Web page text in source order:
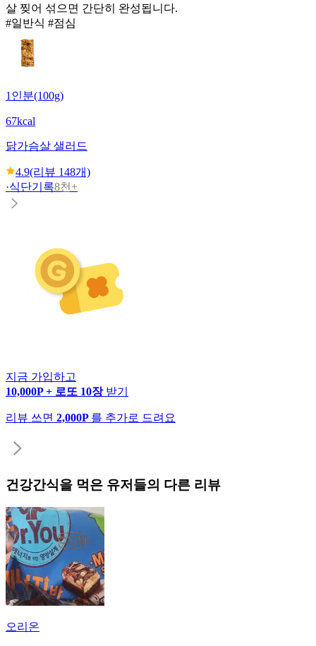
살 찢어 섞으면 간단히 완성됩니다.
#일반식 #점심
1인분(100g)
67kcal
닭가슴살 샐러드
4.9(리뷰 148개)
·식단기록8천+
지금 가입하고
10,000P + 로또 10장 받기
리뷰 쓰면 2,000P 를 추가로 드려요
건강간식을 먹은 유저들의 다른 리뷰
오리온